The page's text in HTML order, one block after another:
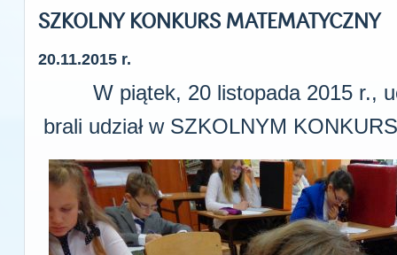
SZKOLNY KONKURS MATEMATYCZNY
20.11.2015 r.
W piątek, 20 listopada 2015 r.,
brali udział w SZKOLNYM